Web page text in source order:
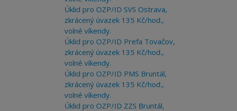
Úklid pro OZP/ID SVS Ostrava,
zkrácený úvazek 135 Kč/hod.,
volné víkendy.
Úklid pro OZP/ID Prefa Tovačov,
zkrácený úvazek 135 Kč/hod.,
volné víkendy.
Úklid pro OZP/ID PMS Bruntál,
zkrácený úvazek 135 Kč/hod.,
volné víkendy.
Úklid pro OZP/ID ZZS Bruntál,